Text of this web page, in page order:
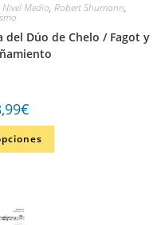
Nivel Medio, Robert Shumann,
Dúo de Chelo / Fagot y
€